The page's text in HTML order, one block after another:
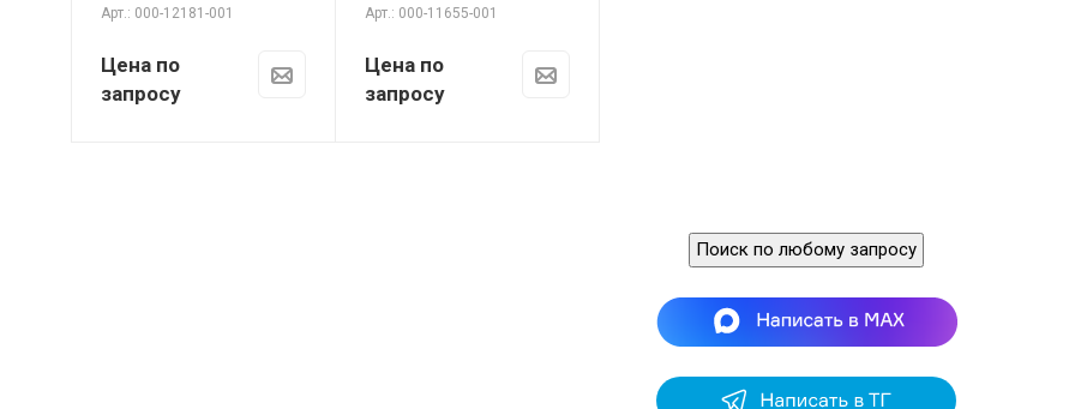
Арт.: 000-12181-001
Цена по
запросу
Арт.: 000-11655-001
Цена по
запросу
Поиск по любому запросу